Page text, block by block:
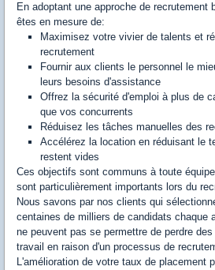
En adoptant une approche de recrutement
êtes en mesure de:
Maximisez votre vivier de talents et
recrutement
Fournir aux clients le personnel le
leurs besoins d'assistance
Offrez la sécurité d'emploi à plus de
que vos concurrents
Réduisez les tâches manuelles des
Accélérez la location en réduisant le
restent vides
Ces objectifs sont communs à toute
sont particulièrement importants lors du
Nous savons par nos clients qui
centaines de milliers de candidats chaque
ne peuvent pas se permettre de perdre
travail en raison d'un processus de
L'amélioration de votre taux de placement